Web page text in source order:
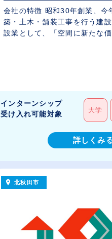
会社の特徴 昭和30年創業、今
築・土木・舗装工事を行う建
設業として、「空間に新たな
インターンシップ
受け入れ可能対象
大学
詳しくみ
北秋田市